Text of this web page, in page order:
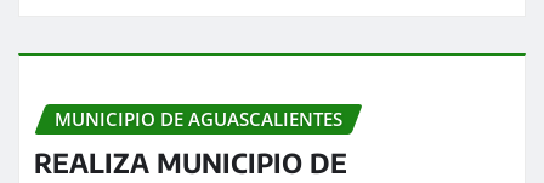
MUNICIPIO DE AGUASCALIENTES
REALIZA MUNICIPIO DE